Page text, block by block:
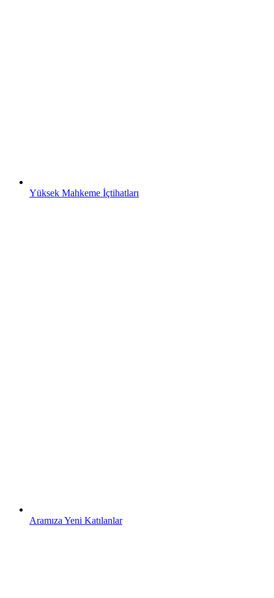
Yüksek Mahkeme İçtihatları
Aramıza Yeni Katılanlar